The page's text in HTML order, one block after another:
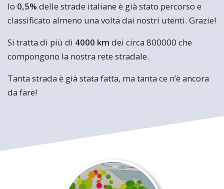
lo 0,5% delle strade italiane è già stato percorso e
classificato almeno una volta dai nostri utenti. Grazie!
Si tratta di più di 4000 km dei circa 800000 che
compongono la nostra rete stradale.
Tanta strada è già stata fatta, ma tanta ce n’è ancora
da fare!